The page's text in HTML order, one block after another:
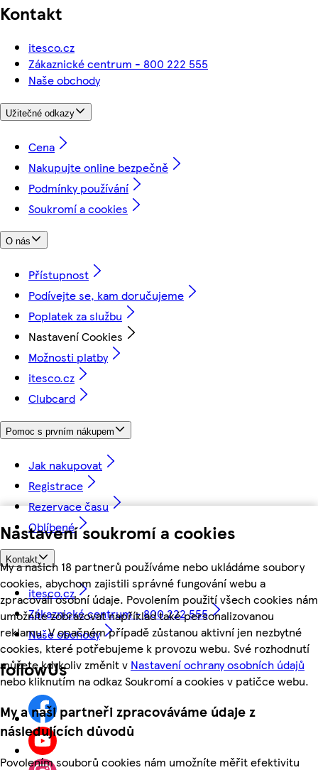
Nastavení soukromí a cookies
My a našich 18 partnerů používáme nebo ukládáme soubory
cookies, abychom zajistili správné fungování webu a
zpracovali osobní údaje. Povolením použití všech cookies nám
umožníte zobrazovat například také personalizovanou
reklamu. V opačném případě zůstanou aktivní jen nezbytné
cookies, které potřebujeme k provozu webu. Své rozhodnutí
můžete kdykoliv změnit v Nastavení ochrany osobních údajů
nebo kliknutím na odkaz Soukromí a cookies v patičce webu.
My a naši partneři zpracováváme údaje z
následujících důvodů
Povolením souborů cookies nám umožníte měřit efektivitu
Kontakt
itesco.cz
Zákaznické centrum - 800 222 555
Naše obchody
Užitečné odkazy
Cena
Nakupujte online bezpečně
Podmínky používání
Soukromí a cookies
O nás
Přístupnost
Podívejte se, kam doručujeme
Poplatek za službu
Nastavení Cookies
Možnosti platby
itesco.cz
Clubcard
Pomoc s prvním nákupem
Jak nakupovat
Registrace
Rezervace času
Oblíbené
Kontakt
itesco.cz
Zákaznické centrum - 800 222 555
Naše obchody
followUs